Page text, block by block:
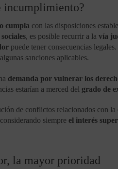
incumplimiento?
cumpla con las disposiciones
, es posible recurrir a la vía
puede tener consecuencias
sanciones aplicables.
demanda por vulnerar los
estarían a merced del grado de
de conflictos relacionados con la
siempre el interés
la mayor prioridad